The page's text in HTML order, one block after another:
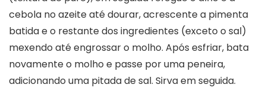
cebola no azeite até dourar, acrescente a pimenta
batida e o restante dos ingredientes (exceto o sal)
mexendo até engrossar o molho. Após esfriar, bata
novamente o molho e passe por uma peneira,
adicionando uma pitada de sal. Sirva em seguida.